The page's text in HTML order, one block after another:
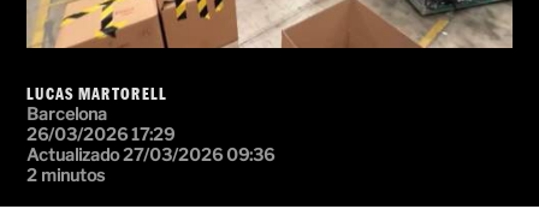
LUCAS MARTORELL
Barcelona
26/03/2026 17:29
Actualizado 27/03/2026 09:36
2 minutos